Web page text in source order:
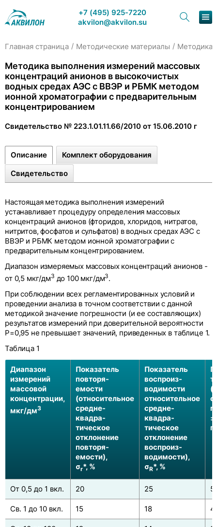
+7 (495) 925-7220
akvilon@akvilon.su
Хроматография
Решения
Каталог
Сервис и ремонт
Главная страница / Методические материалы / Методика
Методика выполнения измерений массовых
концентраций анионов в высокочистых
водных средах АЭС с ВВЭР и РБМК методом
ионной хроматографии с предварительным
концентрированием
Свидетельство № 223.1.01.11.66/2010 от 15.06.2010 г
Описание Комплект оборудования
Свидетельство
Настоящая методика выполнения измерений
устанавливает процедуру определения массовых
концентраций анионов (фторидов, хлоридов, нитратов,
нитритов, фосфатов и сульфатов) в водных средах АЭС с
ВВЭР и РБМК методом ионной хроматографииc
предварительным концентрированием.
Диапазон измеряемых массовых концентраций анионов -
от 0,5 мкг/дм3 до 100 мкг/дм3.
При соблюдении всех регламентированных условий и
проведении анализа в точном соответствии с данной
методикой значение погрешности (и ее составляющих)
результатов измерений при доверительной вероятности
Р=0,95 не превышает значений, приведенных в таблице 1.
Таблица 1
Диапазон
измерений
массовой
концентрации,
мкг/дм3
Показатель
повторя-
емости
(относительное
средне-
квадра-
тическое
отклонение
повторя-
емости),
σr*, %
Показатель
воспроиз-
водимости
относительное
средне-
квадра-
тическое
отклонение
воспроиз-
водимости),
σR*, %
От 0,5 до 1 вкл. 20 25
Св. 1 до 10 вкл. 15 18